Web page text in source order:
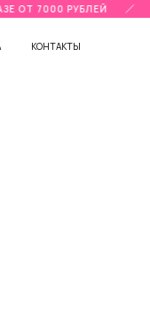
ОТ 7000 РУБЛЕЙ
КОНТАКТЫ